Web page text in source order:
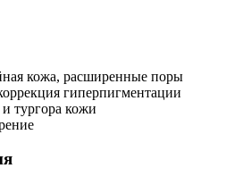
кожа, расширенные поры
гиперпигментации
тургора кожи